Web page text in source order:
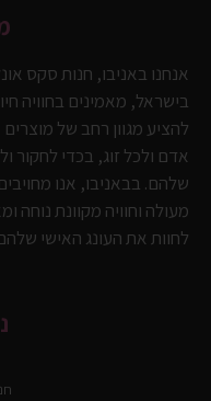
אנחנו באניבו, חנות סקס
בישראל, מאמינים בחוויה
להציע מגוון רחב של
אדם ולכל זוג, בכדי לחקור
שלהם. בבאניבו, אנו
מעולה וחוויה מקוונת נוחה
לחוות את העונג האישי